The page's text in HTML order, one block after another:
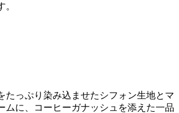
たっぷり染み込ませたシフォン生地とマ
ムに、コーヒーガナッシュを添えた一品